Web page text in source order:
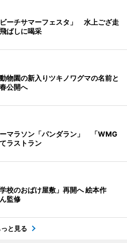
ーチサマーフェスタ」 水上ござ走
ばしに喝采
物園の新入りツキノワグマの名前と
公開へ
マラソン「パンダラン」 「WMG
ラストラン
校のおばけ屋敷」再開へ 絵本作
監修
っと見る